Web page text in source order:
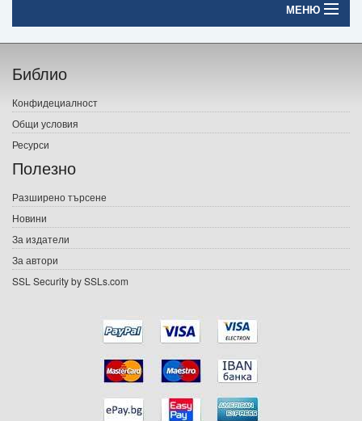
МЕНЮ
Начало
Печатни книги
Електронни книги
Е-списания
Подаръци
Ваучери
Библио
Конфидециалност
Общи условия
Ресурси
Полезно
Разширено търсене
Новини
За издатели
За автори
SSL Security by SSLs.com